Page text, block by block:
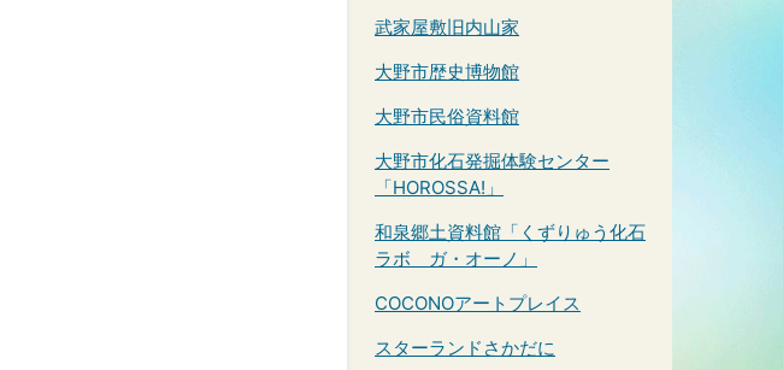
武家屋敷旧内山家
大野市歴史博物館
大野市民俗資料館
大野市化石発掘体験センター
「HOROSSA!」
和泉郷土資料館「くずりゅう化石
ラボ ガ・オーノ」
COCONOアートプレイス
スターランドさかだに